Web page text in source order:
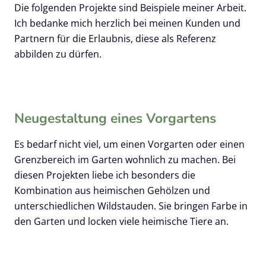
Die folgenden Projekte sind Beispiele meiner Arbeit.
Ich bedanke mich herzlich bei meinen Kunden und
Partnern für die Erlaubnis, diese als Referenz
abbilden zu dürfen.
Neugestaltung eines Vorgartens
Es bedarf nicht viel, um einen Vorgarten oder einen
Grenzbereich im Garten wohnlich zu machen. Bei
diesen Projekten liebe ich besonders die
Kombination aus heimischen Gehölzen und
unterschiedlichen Wildstauden. Sie bringen Farbe in
den Garten und locken viele heimische Tiere an.